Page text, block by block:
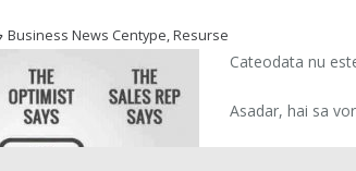
Business News Centype,Resurse
Cateodata nu
Asadar, hai sa